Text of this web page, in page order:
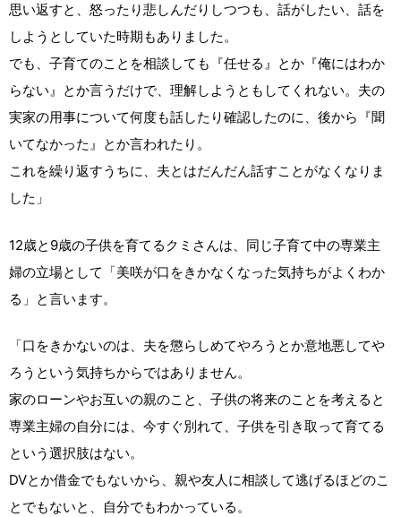
思い返すと、怒ったり悲しんだりしつつも、話がしたい、話を
しようとしていた時期もありました。
でも、子育てのことを相談しても『任せる』とか『俺にはわか
らない』とか言うだけで、理解しようともしてくれない。夫の
実家の用事について何度も話したり確認したのに、後から『聞
いてなかった』とか言われたり。
これを繰り返すうちに、夫とはだんだん話すことがなくなりま
した」
12歳と9歳の子供を育てるクミさんは、同じ子育て中の専業主
婦の立場として「美咲が口をきかなくなった気持ちがよくわか
る」と言います。
「口をきかないのは、夫を懲らしめてやろうとか意地悪してや
ろうという気持ちからではありません。
家のローンやお互いの親のこと、子供の将来のことを考えると
専業主婦の自分には、今すぐ別れて、子供を引き取って育てる
という選択肢はない。
DVとか借金でもないから、親や友人に相談して逃げるほどのこ
とでもないと、自分でもわかっている。